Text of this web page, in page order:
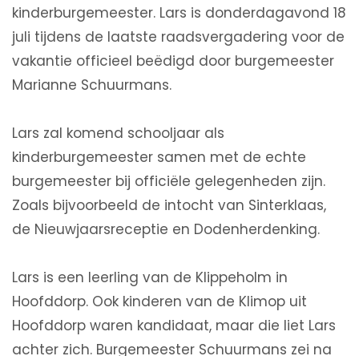
kinderburgemeester. Lars is donderdagavond 18
juli tijdens de laatste raadsvergadering voor de
vakantie officieel beëdigd door burgemeester
Marianne Schuurmans.
Lars zal komend schooljaar als
kinderburgemeester samen met de echte
burgemeester bij officiële gelegenheden zijn.
Zoals bijvoorbeeld de intocht van Sinterklaas,
de Nieuwjaarsreceptie en Dodenherdenking.
Lars is een leerling van de Klippeholm in
Hoofddorp. Ook kinderen van de Klimop uit
Hoofddorp waren kandidaat, maar die liet Lars
achter zich. Burgemeester Schuurmans zei na